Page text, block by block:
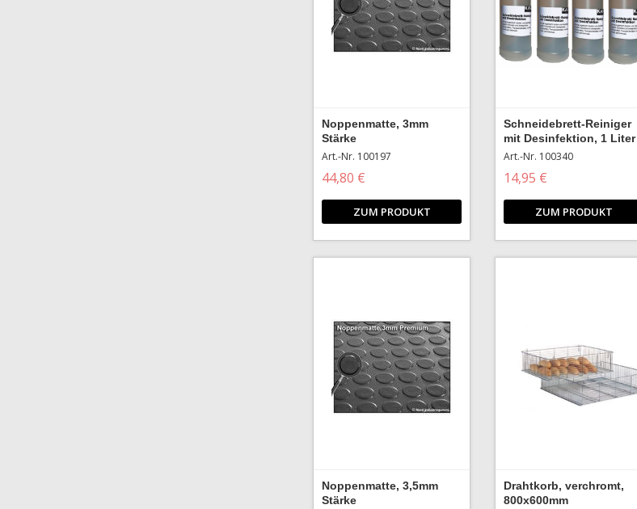
Noppenmatte, 3mm
Stärke
Art.-Nr. 100197
44,80 €
ZUM PRODUKT
Schneidebrett-Reiniger
mit Desinfektion, 1 Liter
Art.-Nr. 100340
14,95 €
ZUM PRODUKT
Noppenmatte, 3,5mm
Stärke
Drahtkorb, verchromt,
800x600mm